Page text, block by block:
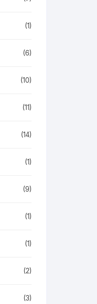
(1)
(6)
(10)
(11)
(14)
(1)
(9)
(1)
(1)
(2)
(3)